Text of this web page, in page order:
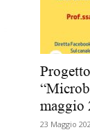
maggio
23 Maggio